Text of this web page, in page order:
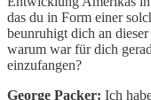
das du in Form einer
beunruhigt dich an
warum war für dich
einzufangen?
George Packer: Ich